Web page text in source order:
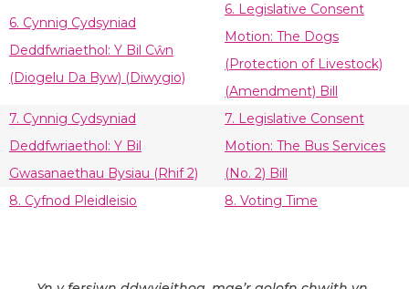
6. Cynnig Cydsyniad
Deddfwriaethol: Y Bil Cŵn
(Diogelu Da Byw) (Diwygio)
6. Legislative Consent
Motion: The Dogs
(Protection of Livestock)
(Amendment) Bill
7. Cynnig Cydsyniad
Deddfwriaethol: Y Bil
Gwasanaethau Bysiau (Rhif 2)
7. Legislative Consent
Motion: The Bus Services
(No. 2) Bill
8. Cyfnod Pleidleisio
8. Voting Time